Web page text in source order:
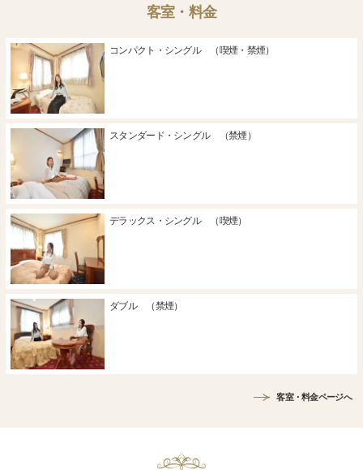
客室・料金
コンパクト・シングル （喫煙・禁煙）
スタンダード・シングル （禁煙）
デラックス・シングル （喫煙）
ダブル （禁煙）
客室・料金ページへ